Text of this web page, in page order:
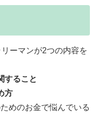
ーマンが2つの内容を
すること
方
めのお金で悩んでいる